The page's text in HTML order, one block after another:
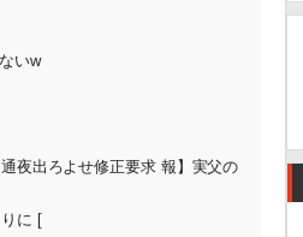
いw
夜出ろよせ修正要求 報】実父の
に [